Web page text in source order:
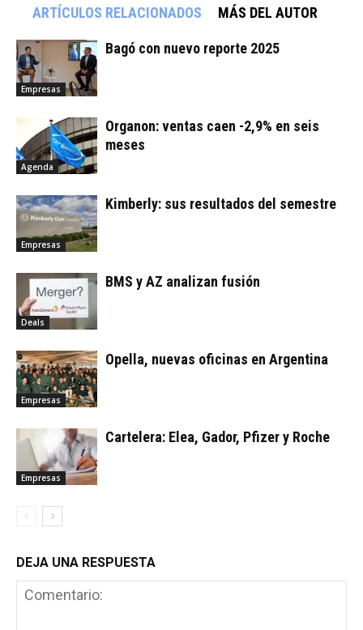
ARTÍCULOS RELACIONADOS MÁS DEL AUTOR
Empresas
Bagó con nuevo reporte 2025
Agenda
Organon: ventas caen -2,9% en seis
meses
Empresas
Kimberly: sus resultados del semestre
Deals
BMS y AZ analizan fusión
Empresas
Opella, nuevas oficinas en Argentina
Empresas
Cartelera: Elea, Gador, Pfizer y Roche
DEJA UNA RESPUESTA